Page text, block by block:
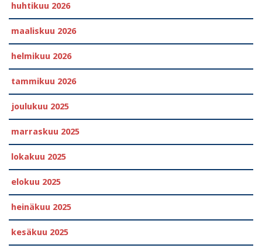
huhtikuu 2026
maaliskuu 2026
helmikuu 2026
tammikuu 2026
joulukuu 2025
marraskuu 2025
lokakuu 2025
elokuu 2025
heinäkuu 2025
kesäkuu 2025